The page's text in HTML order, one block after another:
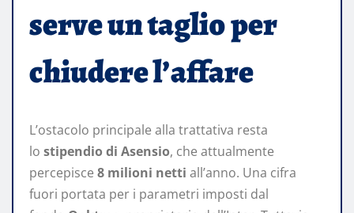
serve un taglio per
chiudere l’affare
L’ostacolo principale alla trattativa resta
lo stipendio di Asensio, che attualmente
percepisce 8 milioni netti all’anno. Una cifra
fuori portata per i parametri imposti dal